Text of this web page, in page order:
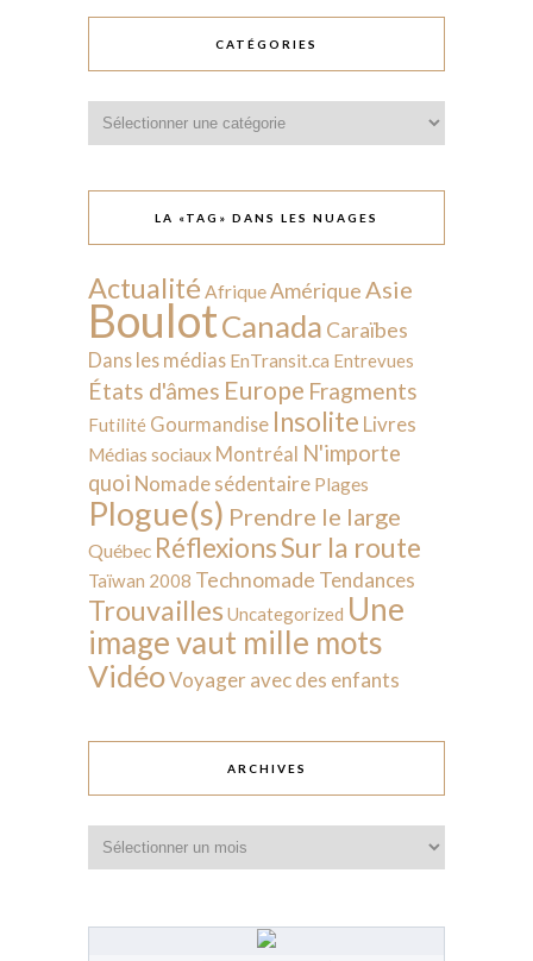
CATÉGORIES
LA «TAG» DANS LES NUAGES
Actualité AfriqueAmérique Asie
BoulotCanada Caraïbes
Dans les médias EnTransit.ca Entrevues
États d'âmes Europe Fragments
Futilité Gourmandise Insolite Livres
Médias sociaux Montréal N'importe
quoi Nomade sédentaire Plages
Plogue(s) Prendre le large
Québec RéflexionsSur la route
Taïwan 2008 Technomade Tendances
Trouvailles Uncategorized Une
image vaut mille mots
VidéoVoyager avec des enfants
ARCHIVES